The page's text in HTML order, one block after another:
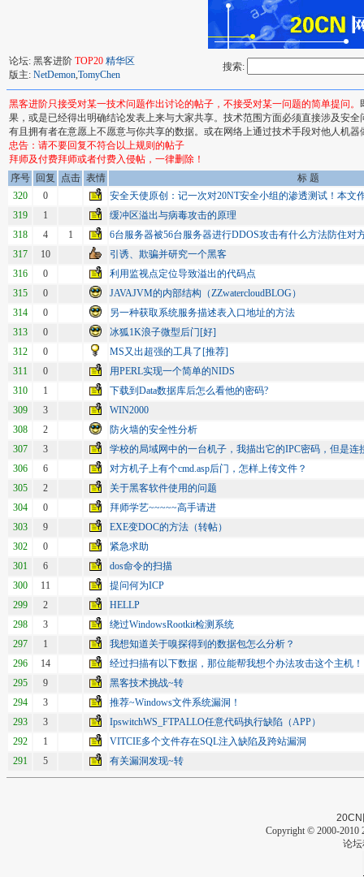
论坛: 黑客进阶 TOP20 精华区
版主: NetDemon,TomyChen
搜索:
黑客进阶只接受对某一技术问题作出讨论的帖子，不接受对某一问题的简单提问。
果，或是已经得出明确结论发表上来与大家共享。技术范围方面必须直接涉及安
有且拥有者在意愿上不愿意与你共享的数据。或在网络上通过技术手段对他人机
忠告：请不要回复不符合以上规则的帖子
拜师及付费拜师或者付费入侵帖，一律删除！
序号
回复 点击 表情
标 题
320
0
安全天使原创：记一次对20NT安全小组的渗透测试！本文
319
1
缓冲区溢出与病毒攻击的原理
318
4 1
6台服务器被56台服务器进行DDOS攻击有什么方法防住对
317
10
引诱、欺骗并研究一个黑客
316
0
利用监视点定位导致溢出的代码点
315
0
JAVAJVM的内部结构（ZZwatercloudBLOG）
314
0
另一种获取系统服务描述表入口地址的方法
313
0
冰狐1K浪子微型后门[好]
312
0
MS又出超强的工具了[推荐]
311
0
用PERL实现一个简单的NIDS
310
1
下载到Data数据库后怎么看他的密码?
309
3
WIN2000
308
2
防火墙的安全性分析
307
3
学校的局域网中的一台机子，我描出它的IPC密码，但是连
306
6
对方机子上有个cmd.asp后门，怎样上传文件？
305
2
关于黑客软件使用的问题
304
0
拜师学艺~~~~~高手请进
303
9
EXE变DOC的方法（转帖）
302
0
紧急求助
301
6
dos命令的扫描
300
11
提问何为ICP
299
2
HELLP
298
3
绕过WindowsRootkit检测系统
297
1
我想知道关于嗅探得到的数据包怎么分析？
296
14
经过扫描有以下数据，那位能帮我想个办法攻击这个主机！
295
9
黑客技术挑战~转
294
3
推荐~Windows文件系统漏洞！
293
3
IpswitchWS_FTPALLO任意代码执行缺陷（APP）
292
1
VITCIE多个文件存在SQL注入缺陷及跨站漏洞
291
5 有关漏洞发现~转
20CN
Copyright © 2000-2010
论